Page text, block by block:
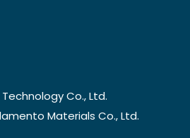
Co., Ltd.
Materials Co., Ltd.